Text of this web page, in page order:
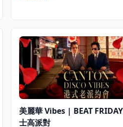
25/26季度，這個雙系列節目將以
方向與陣容亮相，讓不同類別的
現場演出百花齊放、交織共鳴。 自2021年開
始，「放空音樂聚」實現其藝術
了一個零距離的舞台，呈現從古
流行到世界音樂等不同風格的現
目由獨立音樂人和製作人擔任策
們以獨特的視角呈現香港音樂行
貌。踏入2025年9月，節目將開拓
美麗華 Vibes | BEAT
士高派對